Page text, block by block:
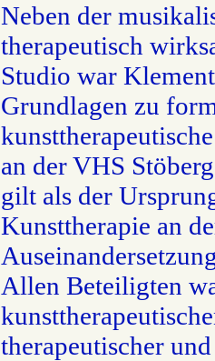
Neben der
therapeutisch
Studio war
Grundlagen zu
an der VHS
gilt als der
Kunsttherapie an
Allen Beteiligten
therapeutischer